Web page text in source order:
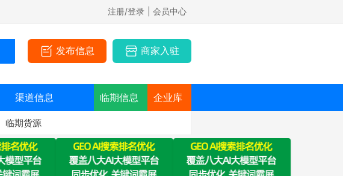
注册/登录 | 会员中心
发布信息 商家入驻
渠道信息 临期信息 企业库
临期货源